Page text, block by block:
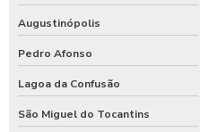
Augustinópolis
Pedro Afonso
Lagoa da Confusão
São Miguel do Tocantins